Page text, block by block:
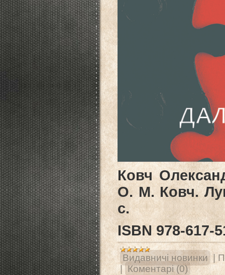
Ковч
О. М. Ковч.
c.
ISВN 978-617-
Видавничі новинки |
| Коментарі (0)